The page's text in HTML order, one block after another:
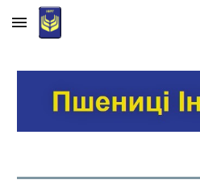
Skip to main content